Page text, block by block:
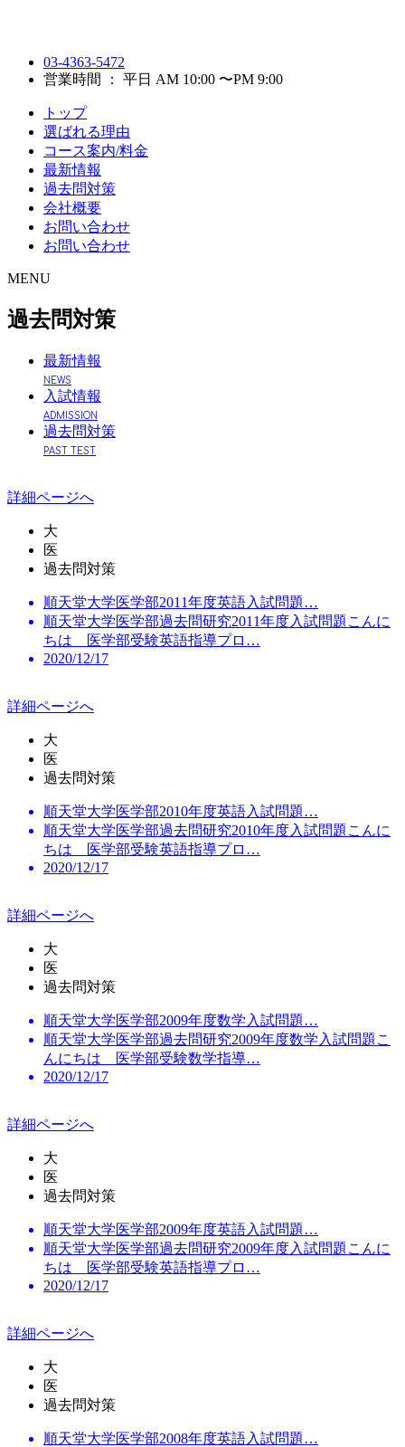
03-4363-5472
営業時間 ： 平日 AM 10:00 〜PM 9:00
トップ
選ばれる理由
コース案内/料金
最新情報
過去問対策
会社概要
お問い合わせ
お問い合わせ
MENU
過去問対策
最新情報
NEWS
入試情報
ADMISSION
過去問対策
PAST TEST
詳細ページへ
大
医
過去問対策
順天堂大学医学部2011年度英語入試問題…
順天堂大学医学部過去問研究2011年度入試問題こんに
ちは 医学部受験英語指導プロ…
2020/12/17
詳細ページへ
大
医
過去問対策
順天堂大学医学部2010年度英語入試問題…
順天堂大学医学部過去問研究2010年度入試問題こんに
ちは 医学部受験英語指導プロ…
2020/12/17
詳細ページへ
大
医
過去問対策
順天堂大学医学部2009年度数学入試問題…
順天堂大学医学部過去問研究2009年度数学入試問題こ
んにちは 医学部受験数学指導…
2020/12/17
詳細ページへ
大
医
過去問対策
順天堂大学医学部2009年度英語入試問題…
順天堂大学医学部過去問研究2009年度入試問題こんに
ちは 医学部受験英語指導プロ…
2020/12/17
詳細ページへ
大
医
過去問対策
順天堂大学医学部2008年度英語入試問題…